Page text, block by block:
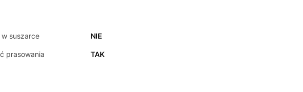
w suszarce NIE
prasowania TAK